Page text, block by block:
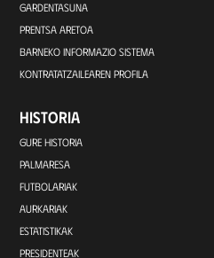
GARDENTASUNA
PRENTSA ARETOA
BARNEKO INFORMAZIO SISTEMA
KONTRATATZAILEAREN PROFILA
HISTORIA
GURE HISTORIA
PALMARESA
FUTBOLARIAK
AURKARIAK
ESTATISTIKAK
PRESIDENTEAK